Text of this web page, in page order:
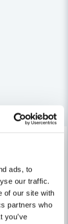
ads, to
our traffic.
of our site with
partners who
you’ve